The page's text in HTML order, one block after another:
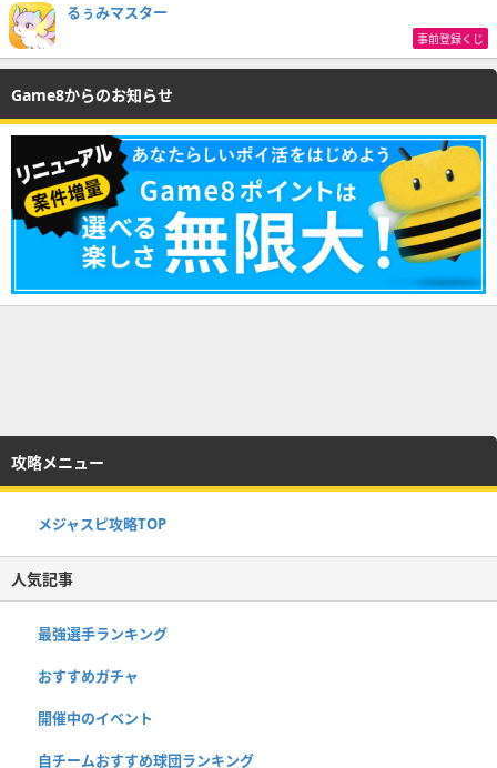
るぅみマスター
事前登録くじ
Game8からのお知らせ
攻略メニュー
メジャスピ攻略TOP
人気記事
最強選手ランキング
おすすめガチャ
開催中のイベント
自チームおすすめ球団ランキング